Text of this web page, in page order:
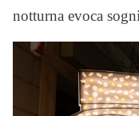
notturna evoca